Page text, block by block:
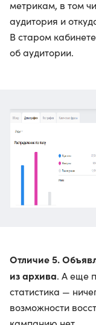
метрикам, в том
аудитория и
В старом
об аудитории.
Отличие 5.
из архива. А еще
статистика —
возможности